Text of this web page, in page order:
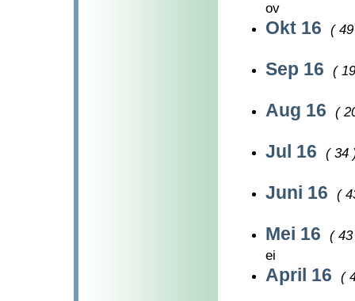
ov
Okt 16 (
Sep 16 (
Aug 16 (
Jul 16 ( 34
Juni 16 (
Mei 16
(
ei
April 16 (